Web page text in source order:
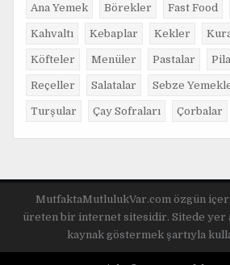
Ana Yemek Börekler Fast Food
Kahvaltı Kebaplar Kekler
Köfteler Menüler Pastalar
Reçeller Salatalar Sebze
Turşular Çay Sofraları Çorbalar
MutfaktaMutlulukVar.com özgün
üreten bir internet sitesidir. Sitede yer
kaynak göstermek şartıyla